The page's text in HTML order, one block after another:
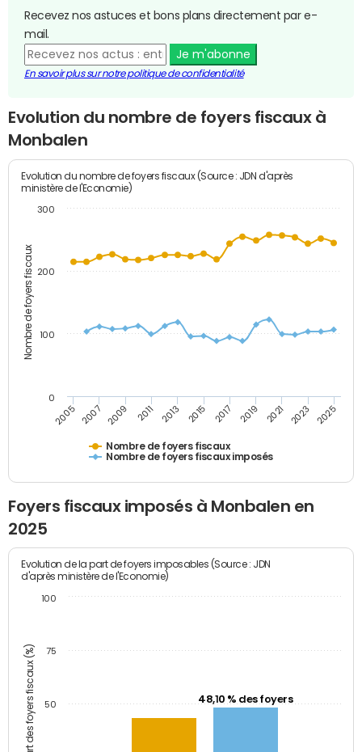
Recevez nos astuces et bons plans directement par e-
mail.
Je m'abonne
En savoir plus sur notre politique de confidentialité
Evolution du nombre de foyers fiscaux à
Monbalen
Nombre de foyers fiscaux
Evolution du nombre de foyers fiscaux (Source : JDN d'après
ministère de l'Economie)
Nombre de foyers fiscaux
Nombre de foyers fiscaux imposés
2005 2007 2009 2011 2013 2015 2017 2019 2021 2023 2025
0
100
200
300
Foyers fiscaux imposés à Monbalen en
2025
Part des foyers fiscaux (%)
Evolution de la part de foyers imposables (Source : JDN
d'après ministère de l'Economie)
48,10 % des foyers
50
75
100